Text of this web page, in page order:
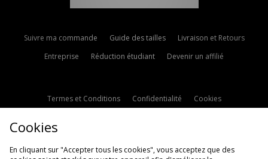
Suivre ma commande Guide des tailles
Livraison et Retours
Entreprise
Réduction étudiant Devenir un affilié
Termes et Conditions Confidentialité
Cookies
Politique d'avis en ligne
Cookies
En cliquant sur "Accepter tous les cookies", vous acceptez que des